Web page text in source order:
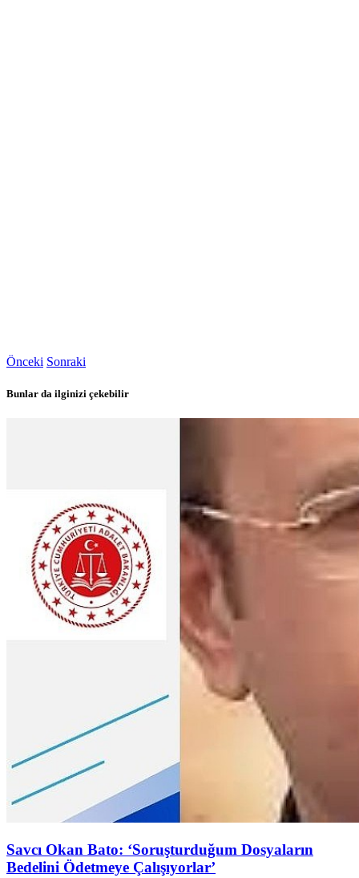
Önceki Sonraki
Bunlar da ilginizi çekebilir
Savcı Okan Bato: ‘Soruşturduğum Dosyaların
Bedelini Ödetmeye Çalışıyorlar’